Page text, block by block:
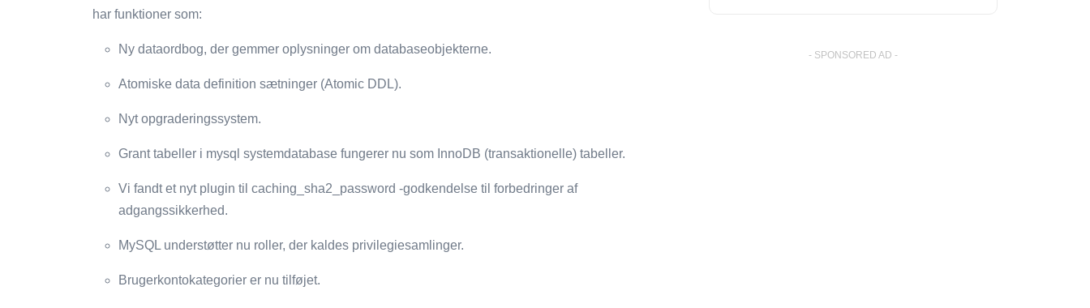
har funktioner som:
Ny dataordbog, der gemmer oplysninger om databaseobjekterne.
Atomiske data definition sætninger (Atomic DDL).
Nyt opgraderingssystem.
Grant tabeller i mysql systemdatabase fungerer nu som InnoDB (transaktionelle) tabeller.
Vi fandt et nyt plugin til caching_sha2_password -godkendelse til forbedringer af
adgangssikkerhed.
MySQL understøtter nu roller, der kaldes privilegiesamlinger.
Brugerkontokategorier er nu tilføjet.
- SPONSORED AD -